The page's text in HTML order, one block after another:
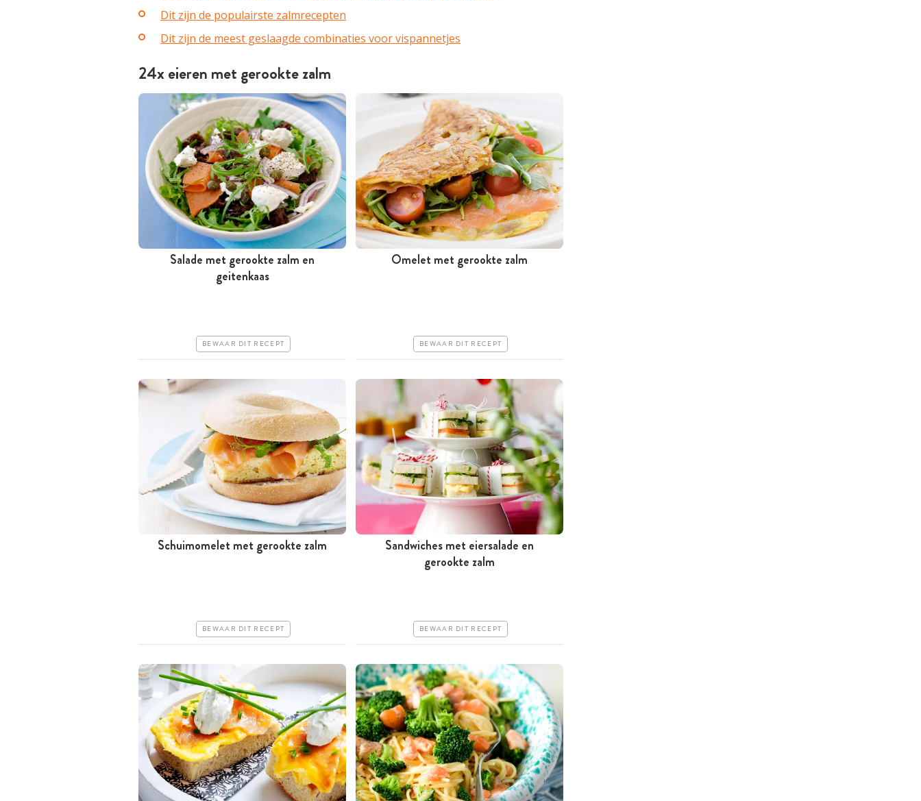
Dit zijn de populairste zalmrecepten
Dit zijn de meest geslaagde combinaties voor vispannetjes
24x eieren met gerookte zalm
Minder dan 30 minuten
Salade met gerookte zalm en
geitenkaas
BEWAAR DIT RECEPT
Omelet met gerookte zalm
BEWAAR DIT RECEPT
Schuimomelet met gerookte zalm
BEWAAR DIT RECEPT
Minder dan 30 minuten
Sandwiches met eiersalade en
gerookte zalm
BEWAAR DIT RECEPT